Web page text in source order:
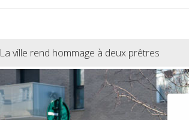
La ville rend hommage à deux prêtres